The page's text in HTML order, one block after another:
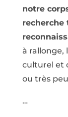
notre
recherche
à rallonge,
culturel et
ou très
…